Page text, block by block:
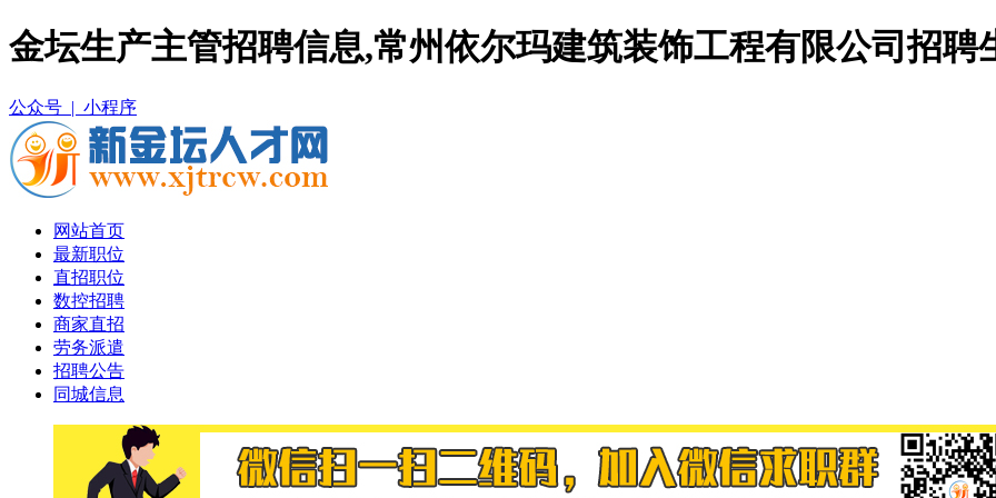
金坛生产主管招聘信息,常州依尔玛建筑装饰工程有限公司招聘
公众号 | 小程序
网站首页
最新职位
直招职位
数控招聘
商家直招
劳务派遣
招聘公告
同城信息